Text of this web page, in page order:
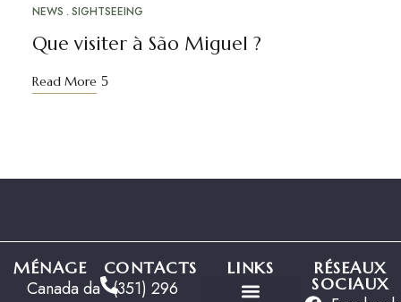
MAI
NEWS SIGHTSEEING
Que visiter à São Miguel ?
Read More
MÉNAGE
Canada da
CONTACTS
(351) 296
LINKS RÉSEAUX
SOCIAUX